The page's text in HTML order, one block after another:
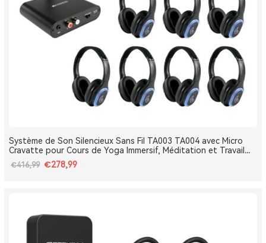
Système de Son Silencieux Sans Fil TA003 TA004 avec Micro
Cravatte pour Cours de Yoga Immersif, Méditation et Travail
Respiratoire
€416,99 €278,99